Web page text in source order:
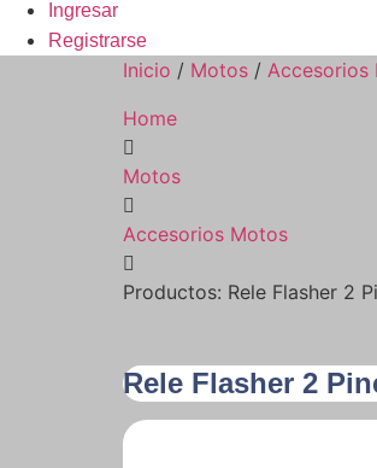
Ingresar
Registrarse
Inicio / Motos / Accesorios
Home
Motos
Accesorios Motos
Productos: Rele Flasher 2
Rele Flasher 2